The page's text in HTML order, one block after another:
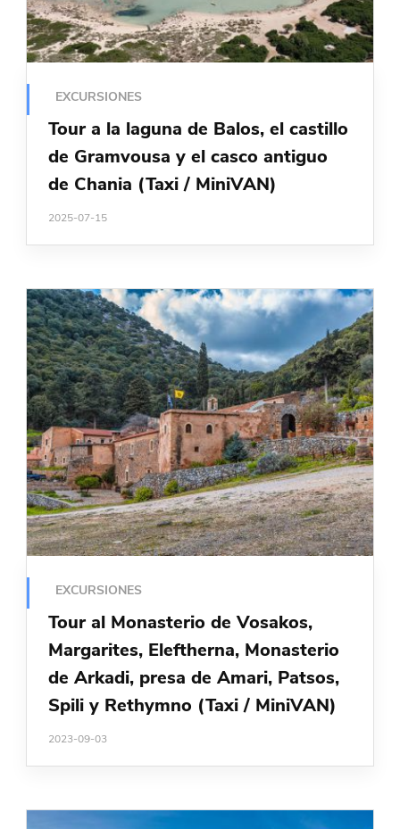
EXCURSIONES
Tour a la laguna de Balos, el castillo
de Gramvousa y el casco antiguo
de Chania (Taxi / MiniVAN)
2025-07-15
EXCURSIONES
Tour al Monasterio de Vosakos,
Margarites, Eleftherna, Monasterio
de Arkadi, presa de Amari, Patsos,
Spili y Rethymno (Taxi / MiniVAN)
2023-09-03